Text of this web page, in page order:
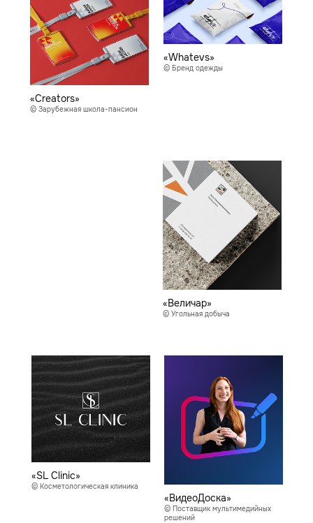
«Величар»
© Угольная добыча
«Whatevs»
© Бренд одежды
«Creators»
© Зарубежная школа-пансион
«SL Clinic»
© Косметологическая клиника
«ВидеоДоска»
© Поставщик мультимедийных
решений